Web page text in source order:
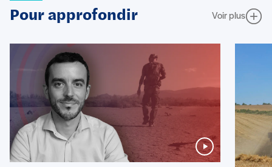
Pour approfondir Voir plus